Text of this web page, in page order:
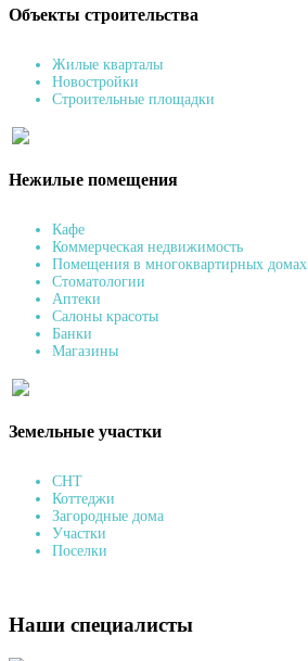
Объекты строительства
Жилые кварталы
Новостройки
Строительные площадки
Нежилые помещения
Кафе
Коммерческая недвижимость
Помещения в многоквартирных домах
Стоматологии
Аптеки
Салоны красоты
Банки
Магазины
Земельные участки
СНТ
Коттеджи
Загородные дома
Участки
Поселки
Наши специалисты